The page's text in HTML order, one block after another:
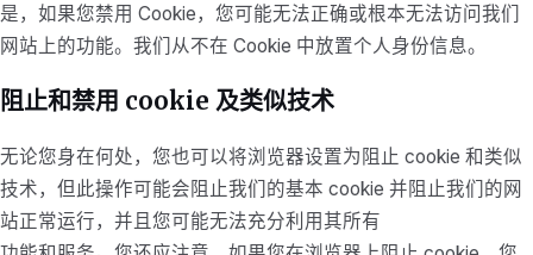
是，如果您禁用 Cookie，您可能无法正确或根本无法访问我们
网站上的功能。我们从不在 Cookie 中放置个人身份信息。
阻止和禁用 cookie 及类似技术
无论您身在何处，您也可以将浏览器设置为阻止 cookie 和类似
技术，但此操作可能会阻止我们的基本 cookie 并阻止我们的网
站正常运行，并且您可能无法充分利用其所有